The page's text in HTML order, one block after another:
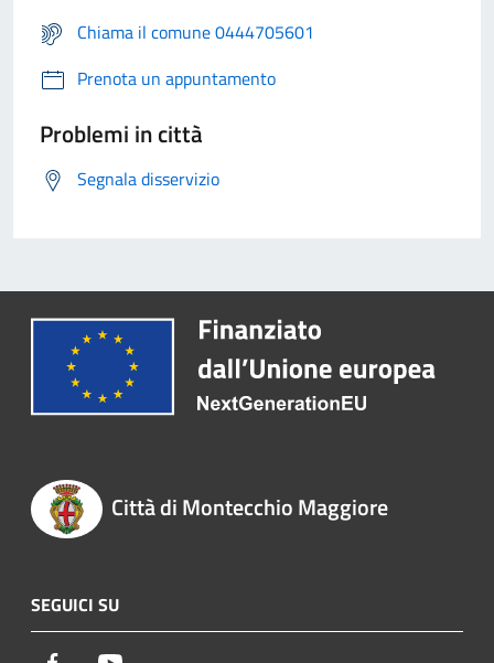
Chiama il comune 0444705601
Prenota un appuntamento
Problemi in città
Segnala disservizio
Città di Montecchio Maggiore
SEGUICI SU